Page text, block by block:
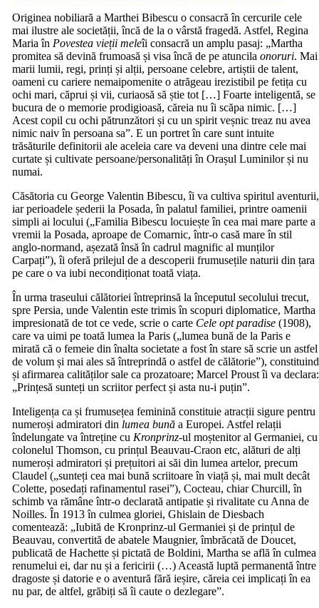
Originea nobiliară a Marthei Bibescu o consacră în cercurile cele
mai ilustre ale societății, încă de la o vârstă fragedă. Astfel, Regina
Maria în Povestea vieții meleîi consacră un amplu pasaj: „Martha
promitea să devină frumoasă și visa încă de pe atuncilaonoruri. Mai
marii lumii, regi, prinți și alții, persoane celebre, artiștii de talent,
oameni cu cariere nemaipomenite o atrăgeau irezistibil pe fetița cu
ochi mari, căprui și vii, curiaosă să știe tot […] Foarte inteligentă, se
bucura de o memorie prodigioasă, căreia nu îi scăpa nimic. […]
Acest copil cu ochi pătrunzători și cu un spirit veșnic treaz nu avea
nimic naiv în persoana sa”. E un portret în care sunt intuite
trăsăturile definitorii ale aceleia care va deveni una dintre cele mai
curtate și cultivate persoane/personalități în Orașul Luminilor și nu
numai.
Căsătoria cu George Valentin Bibescu, îi va cultiva spiritul aventurii,
iar perioadele șederii la Posada, în palatul familiei, printre oamenii
simpli ai locului („Familia Bibescu locuiește în cea mai mare parte a
vremii la Posada, aproape de Comarnic, într-o casă mare în stil
anglo-normand, așezată însă în cadrul magnific al munților
Carpați”), îi oferă prilejul de a descoperii frumusețile naturii din țara
pe care o va iubi necondiționat toată viața.
În urma traseului călătoriei întreprinsă la începutul secolului trecut,
spre Persia, unde Valentin este trimis în scopuri diplomatice, Martha
impresionată de tot ce vede, scrie o carte Cele opt paradise(1908),
care va uimi pe toată lumea la Paris („lumea bună de la Paris e
mirată că o femeie din înalta societate a fost în stare să scrie un astfel
de volum și mai ales să întreprindă o astfel de călătorie”), constituind
și afirmarea calităților sale ca prozatoare; Marcel Proust îi va declara:
„Prințesă sunteți un scriitor perfect și asta nu-i puțin”.
Inteligența ca și frumusețea feminină constituie atracții sigure pentru
numeroși admiratori din lumea bună a Europei. Astfel relații
îndelungate va întreține cu Kronprinz-ul moștenitor al Germaniei, cu
colonelul Thomson, cu prințul Beauvau-Craon etc, alături de alți
numeroși admiratori și prețuitori ai săi din lumea artelor, precum
Claudel („sunteți cea mai bună scriitoare în viață și, mai mult decât
Colette, posedați rafinamentul rasei”), Cocteau, chiar Churcill, în
schimb va rămâne într-o declarată antipatie și rivalitate cu Anna de
Noilles. În 1913 în culmea gloriei, Ghislain de Diesbach
comentează: „Iubită de Kronprinz-ul Germaniei și de prințul de
Beauvau, convertită de abatele Maugnier, îmbrăcată de Doucet,
publicată de Hachette și pictată de Boldini, Martha se află în culmea
renumelui ei, dar nu și a fericirii (…) Această luptă permanentă între
dragoste și datorie e o aventură fără ieșire, căreia cei implicați în ea
nu par, de altfel, grăbiți să îi caute o dezlegare”.